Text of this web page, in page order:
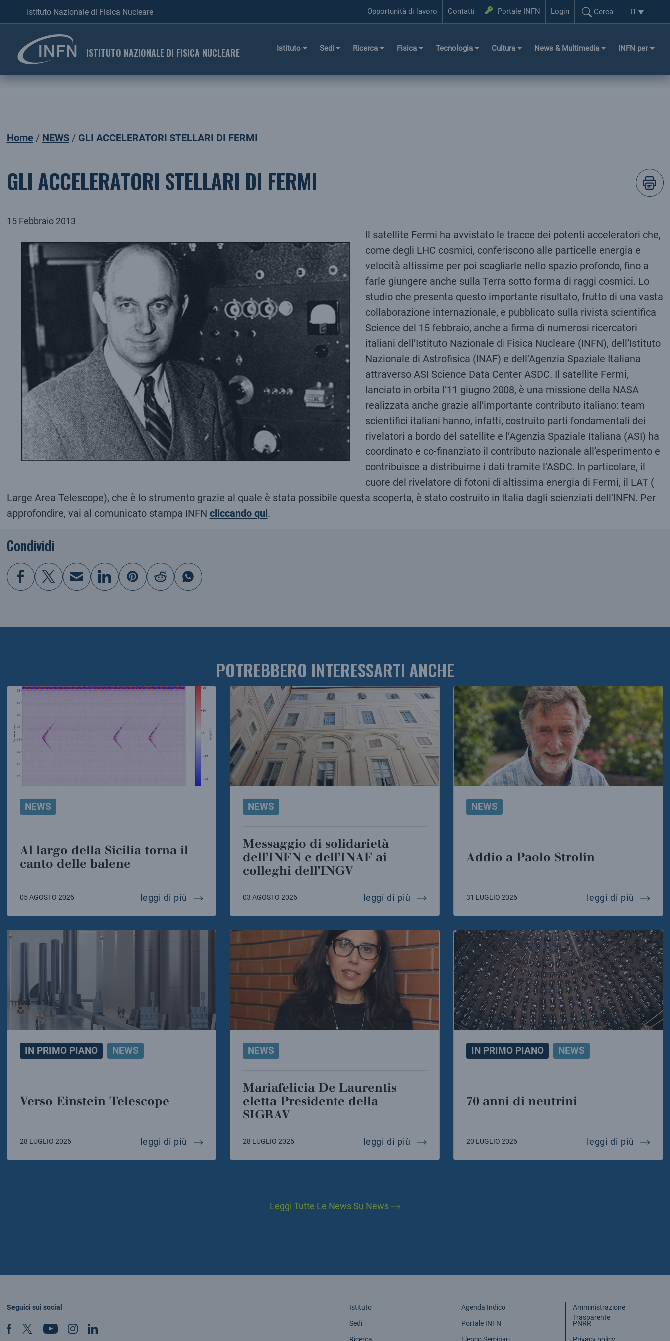
Istituto Nazionale di Fisica Nucleare Opportunità di lavoro Contatti Portale INFN Login
Login
Cerca
Cerca...
Selezione
IT
ISTITUTO NAZIONALE DI FISICA NUCLEARE Istituto Sedi Ricerca Fisica Tecnologia Cultura News & Multimedia INFN per
Home NEWS GLI ACCELERATORI STELLARI DI FERMI
GLI ACCELERATORI STELLARI DI FERMI
15 Febbraio 2013
Il satellite Fermi ha avvistato le tracce dei potenti acceleratori che,
come degli LHC cosmici, conferiscono alle particelle energia e
velocità altissime per poi scagliarle nello spazio profondo, fino a
farle giungere anche sulla Terra sotto forma di raggi cosmici. Lo
studio che presenta questo importante risultato, frutto di una vasta
collaborazione internazionale, è pubblicato sulla rivista scientifica
Science del 15 febbraio, anche a firma di numerosi ricercatori
italiani dell’Istituto Nazionale di Fisica Nucleare (INFN), dell’Istituto
Nazionale di Astrofisica (INAF) e dell’Agenzia Spaziale Italiana
attraverso ASI Science Data Center ASDC. Il satellite Fermi,
lanciato in orbita l’11 giugno 2008, è una missione della NASA
realizzata anche grazie all’importante contributo italiano: team
scientifici italiani hanno, infatti, costruito parti fondamentali dei
rivelatori a bordo del satellite e l’Agenzia Spaziale Italiana (ASI) ha
coordinato e co-finanziato il contributo nazionale all’esperimento e
contribuisce a distribuirne i dati tramite l’ASDC. In particolare, il
cuore del rivelatore di fotoni di altissima energia di Fermi, il LAT (
Large Area Telescope), che è lo strumento grazie al quale è stata possibile questa scoperta, è stato costruito in Italia dagli scienziati dell’INFN. Per
approfondire, vai al comunicato stampa INFN cliccando qui.
Condividi
POTREBBERO INTERESSARTI ANCHE
NEWS
Al largo della Sicilia torna il
canto delle balene
05 AGOSTO 2026 leggi di più al largo della sicilia torna il canto delle balene
NEWS
Messaggio di solidarietà
dell’INFN e dell’INAF ai
colleghi dell’INGV
03 AGOSTO 2026 leggi di più messaggio di solidarietà dell’infn e dell’inaf ai colleghi
NEWS
Addio a Paolo Strolin
31 LUGLIO 2026 leggi di più addio
IN PRIMO PIANO NEWS
Verso Einstein Telescope
28 LUGLIO 2026 leggi di più verso einstein telescope
NEWS
Mariafelicia De Laurentis
eletta Presidente della
SIGRAV
28 LUGLIO 2026 leggi di più mariafelicia de laurentis eletta presidente della sigrav
IN PRIMO PIANO NEWS
70 anni di neutrini
20 LUGLIO 2026 leggi di più 70
Leggi Tutte Le News Su News
Seguici sui social
Istituto
Sedi
Ricerca
Agenda Indico
Portale INFN
Elenco Seminari
Amministrazione
Trasparente
PNRR
Privacy policy